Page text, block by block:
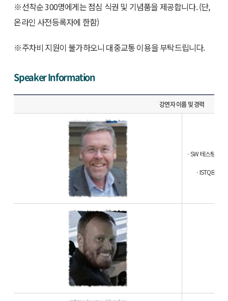
※선착순 300명에게는 점심 식권 및 기념품을 제공합니다. (단,
온라인 사전등록자에 한함)
※주차비 지원이 불가하오니 대중교통 이용을 부탁드립니다.
Speaker Information
강연자 이름 및 경력
ㆍSW 테스팅 국
ㆍ